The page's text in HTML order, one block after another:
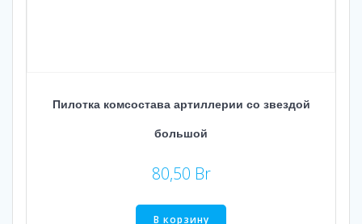
Пилотка комсостава артиллерии со звездой
большой
80,50 Br
В корзину